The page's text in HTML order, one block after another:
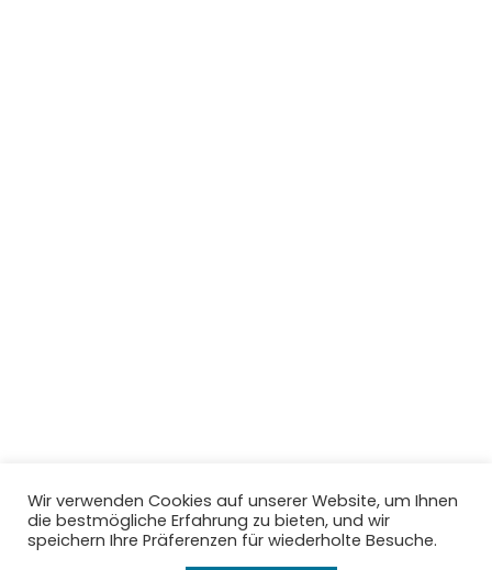
Wir verwenden Cookies auf unserer Website, um Ihnen
die bestmögliche Erfahrung zu bieten, und wir
speichern Ihre Präferenzen für wiederholte Besuche.